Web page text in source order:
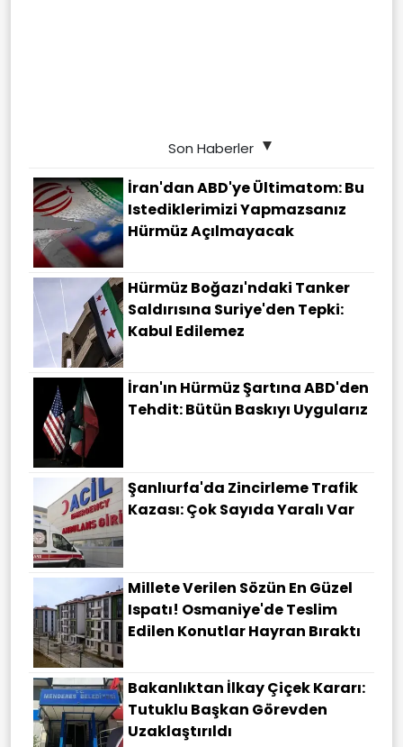
Son Haberler
İran'dan ABD'ye Ültimatom: Bu
Istediklerimizi Yapmazsanız
Hürmüz Açılmayacak
Hürmüz Boğazı'ndaki Tanker
Saldırısına Suriye'den Tepki:
Kabul Edilemez
İran'ın Hürmüz Şartına ABD'den
Tehdit: Bütün Baskıyı Uygularız
Şanlıurfa'da Zincirleme Trafik
Kazası: Çok Sayıda Yaralı Var
Millete Verilen Sözün En Güzel
Ispatı! Osmaniye'de Teslim
Edilen Konutlar Hayran Bıraktı
Bakanlıktan İlkay Çiçek Kararı:
Tutuklu Başkan Görevden
Uzaklaştırıldı